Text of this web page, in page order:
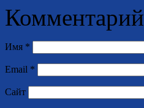
Комментарий
Имя *
Email *
Сайт